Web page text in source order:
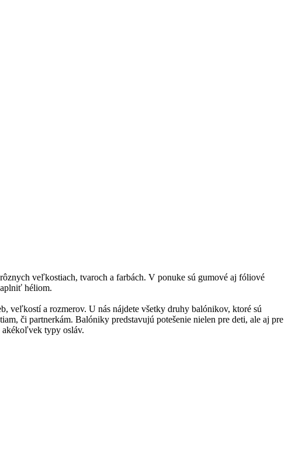
veľkostiach, tvaroch a farbách. V ponuke sú gumové aj fóliové
héliom.
veľkostí a rozmerov. U nás nájdete všetky druhy balónikov, ktoré sú
či partnerkám. Balóniky predstavujú potešenie nielen pre deti, ale aj pre
akékoľvek typy osláv.